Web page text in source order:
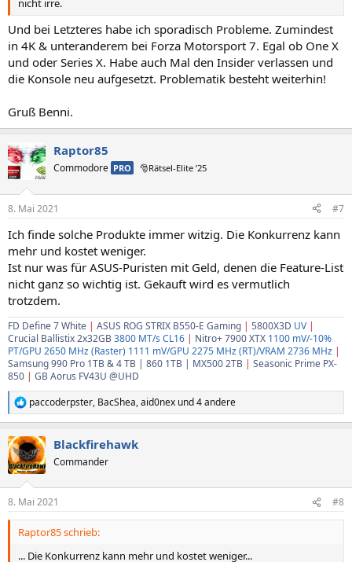
Und bei Letzteres habe ich sporadisch Probleme. Zumindest
in 4K & unteranderem bei Forza Motorsport 7. Egal ob One X
und oder Series X. Habe auch Mal den Insider verlassen und
die Konsole neu aufgesetzt. Problematik besteht weiterhin!
Gruß Benni.
Raptor85
Commodore PRO 🎅Rätsel-Elite ’25
8. Mai 2021 #7
Ich finde solche Produkte immer witzig. Die Konkurrenz kann
mehr und kostet weniger.
Ist nur was für ASUS-Puristen mit Geld, denen die Feature-List
nicht ganz so wichtig ist. Gekauft wird es vermutlich
trotzdem.
FD Define 7 White | ASUS ROG STRIX B550-E Gaming | 5800X3D UV |
Crucial Ballistix2x32GB 3800 MT/s CL16 | Nitro+ 7900 XTX 1100 mV/-10%
PT/GPU 2650 MHz (Raster) 1111 mV/GPU 2275 MHz (RT)/VRAM 2736 MHz |
Samsung 990 Pro 1TB & 4 TB | 860 1TB | MX500 2TB | Seasonic Prime PX-
850 | GB Aorus FV43U @UHD
R
e
k
t
i
e
n
paccoderpster, BacShea,aid0nex und 4 andere
Blackfirehawk
Commander
8. Mai 2021 #8
Raptor85 schrieb:
... Die Konkurrenz kann mehr und kostet weniger...